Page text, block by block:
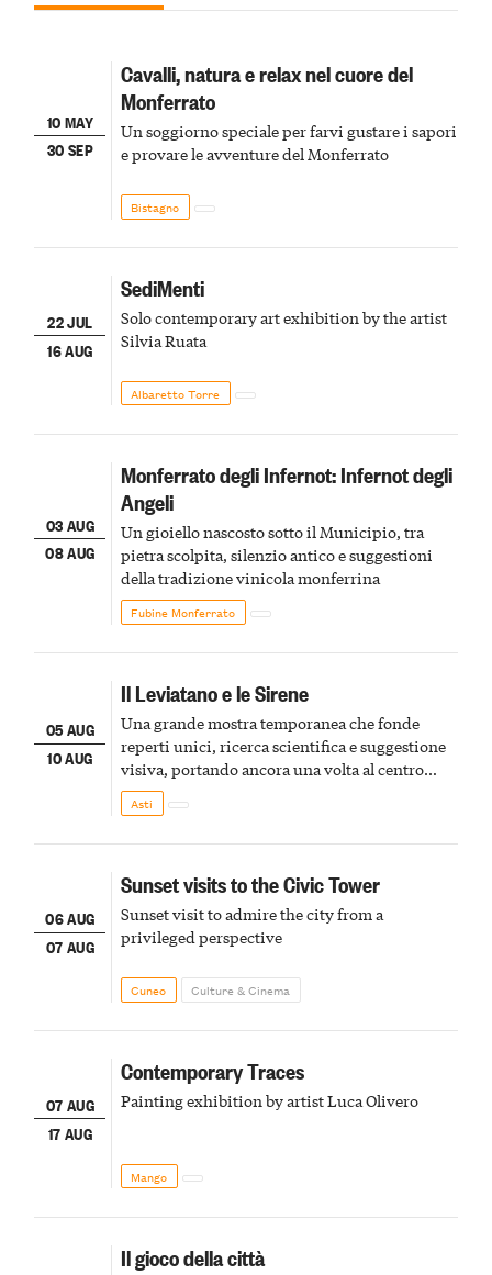
10 MAY
30 SEP
Cavalli, natura e relax nel cuore del
Monferrato
Un soggiorno speciale per farvi gustare i sapori
e provare le avventure del Monferrato
Bistagno
22 JUL
16 AUG
SediMenti
Solo contemporary art exhibition by the artist
Silvia Ruata
Albaretto Torre
03 AUG
08 AUG
Monferrato degli Infernot: Infernot degli
Angeli
Un gioiello nascosto sotto il Municipio, tra
pietra scolpita, silenzio antico e suggestioni
della tradizione vinicola monferrina
Fubine Monferrato
05 AUG
10 AUG
Il Leviatano e le Sirene
Una grande mostra temporanea che fonde
reperti unici, ricerca scientifica e suggestione
visiva, portando ancora una volta al centro
della scena le meraviglie del passato astigiano
Asti
06 AUG
07 AUG
Sunset visits to the Civic Tower
Sunset visit to admire the city from a
privileged perspective
Cuneo Culture & Cinema
07 AUG
17 AUG
Contemporary Traces
Painting exhibition by artist Luca Olivero
Mango
Il gioco della città